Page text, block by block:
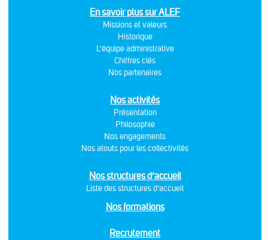
En savoir plus sur ALEF
Missions et valeurs
Historique
L'équipe administrative
Chiffres clés
Nos partenaires
Nos activités
Présentation
Philosophie
Nos engagements
Nos atouts pour les collectivités
Nos structures d’accueil
Liste des structures d’accueil
Nos formations
Recrutement